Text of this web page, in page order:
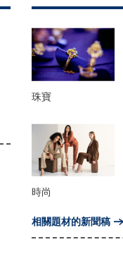
珠寶
時尚
相關題材的新聞稿